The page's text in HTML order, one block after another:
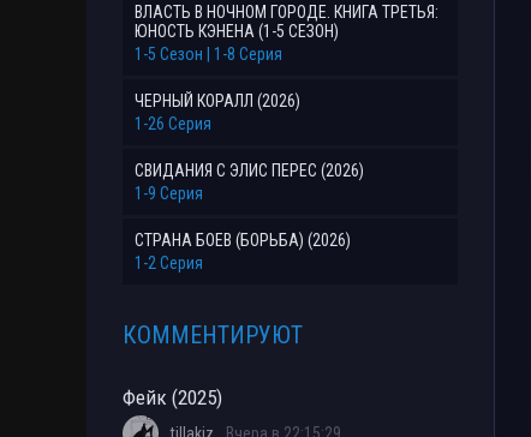
ВЛАСТЬ В НОЧНОМ ГОРОДЕ. КНИГА ТРЕТЬЯ:
ЮНОСТЬ КЭНЕНА (1-5 СЕЗОН)
1-5 Сезон | 1-8 Серия
ЧЕРНЫЙ КОРАЛЛ (2026)
1-26 Серия
СВИДАНИЯ С ЭЛИС ПЕРЕС (2026)
1-9 Серия
СТРАНА БОЕВ (БОРЬБА) (2026)
1-2 Серия
КОММЕНТИРУЮТ
Фейк (2025)